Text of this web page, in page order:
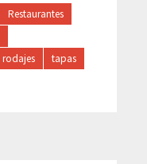
Restaurantes
rodajes
tapas